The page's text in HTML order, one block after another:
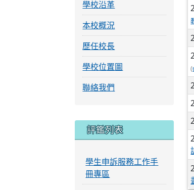
(
學校沿革
本校概況
歷任校長
學校位置圖
聯絡我們
評鑑列表
學生申訴服務工作手
冊專區